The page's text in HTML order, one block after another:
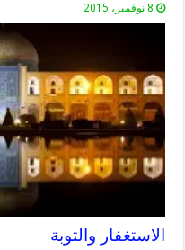
8 نوفمبر، 2015
الاستغفار والتوبة